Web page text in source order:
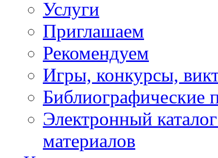
Услуги
Приглашаем
Рекомендуем
Игры, конкурсы,
Библиографические
Электронный
материалов